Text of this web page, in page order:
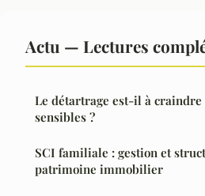
Actu — Lectures
Le détartrage est-il à craindre
sensibles ?
SCI familiale : gestion et
patrimoine immobilier